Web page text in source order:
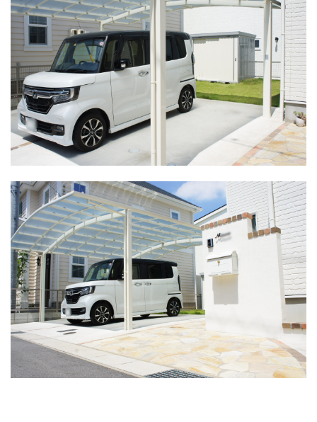
LIXIL サニーブリーズフェンス
LIXIL ジーマ
LIXIL スタイルコート
LIXIL ステンレスサイン
LIXIL スマート宅配ポスト
LIXIL デザイナーズパーツ 枕木材
LIXIL ネクストポスト
LIXIL ネスカ
LIXIL ハイサモア
LIXIL フーゴ
LIXIL ファンクションユニット アクシィ
LIXIL ファンクションユニット ウィルモダン
LIXIL フェンスAB
LIXIL ブラケットウォールライト
LIXIL プラスG
LIXIL プレスタフェンス
LIXIL プレミエス
LIXIL プログコートフェンス
LIXIL ベルニューズ
LIXIL ラフィーネ門扉
LIXIL ワイドシャッターS
LIXIL 切文字サイン
LIXIL 横型ポストP-1型
LIXIL 樹ら楽ステージ
LIXIL 機能門柱FS
LIXIL 機能門柱FW
LIXIL 美彩 マリンライト
LIXIL 表札灯
LIXIL 門柱灯
LIXIL 開き門扉AB